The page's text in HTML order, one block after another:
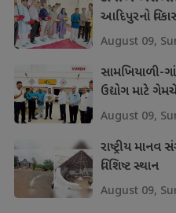
આદિપુરનો
August 09,
સામખિયાળી-
ઉદ્યોગ માટે
August 09,
રાષ્ટ્રીય માનવ
વિશિષ્ટ સ્થાન
August 09,